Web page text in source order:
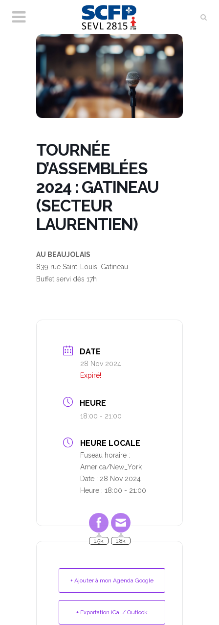
TOURNÉE
D’ASSEMBLÉES
2024 : GATINEAU
(SECTEUR
LAURENTIEN)
AU BEAUJOLAIS
839 rue Saint-Louis, Gatineau
Buffet servi dès 17h
DATE
28 Nov 2024
Expiré!
HEURE
18:00 - 21:00
HEURE LOCALE
Fuseau horaire :
America/New_York
Date : 28 Nov 2024
Heure : 18:00 - 21:00
+ Ajouter à mon Agenda Google
+ Exportation iCal / Outlook
1.5k 1.8k